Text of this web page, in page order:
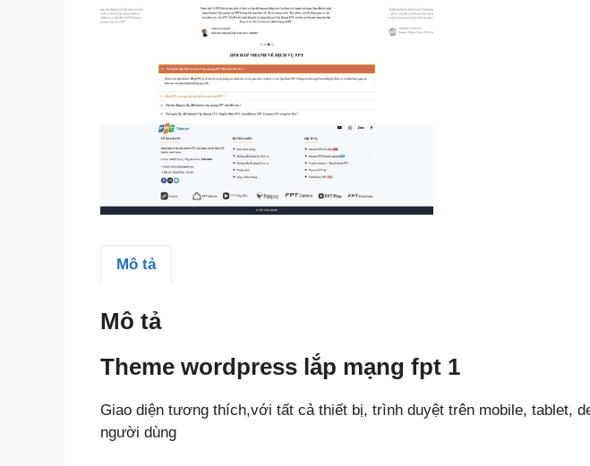
Mô tả
Mô tả
Theme wordpress lắp mạng fpt 1
Giao diện tương thích,với tất cả thiết bị, trình duyệt trên mobile, tablet,
người dùng